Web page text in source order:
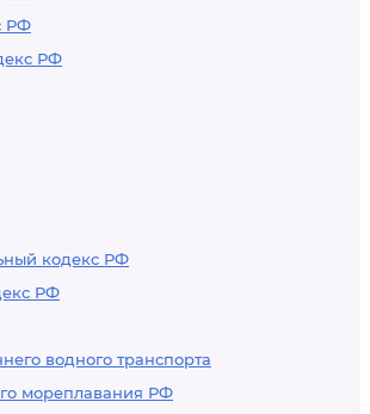
РФ
РФ
кодекс РФ
РФ
водного транспорта
мореплавания РФ